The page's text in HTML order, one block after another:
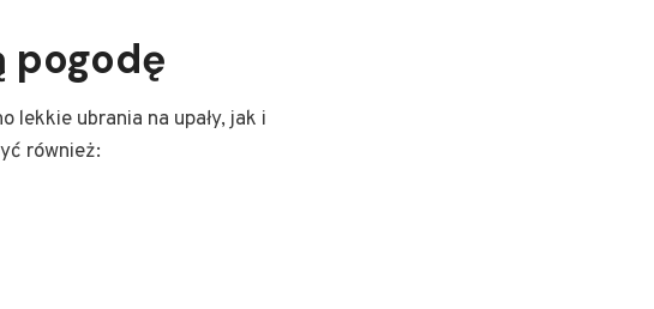
pogodę
lekkie ubrania na upały, jak i
również: